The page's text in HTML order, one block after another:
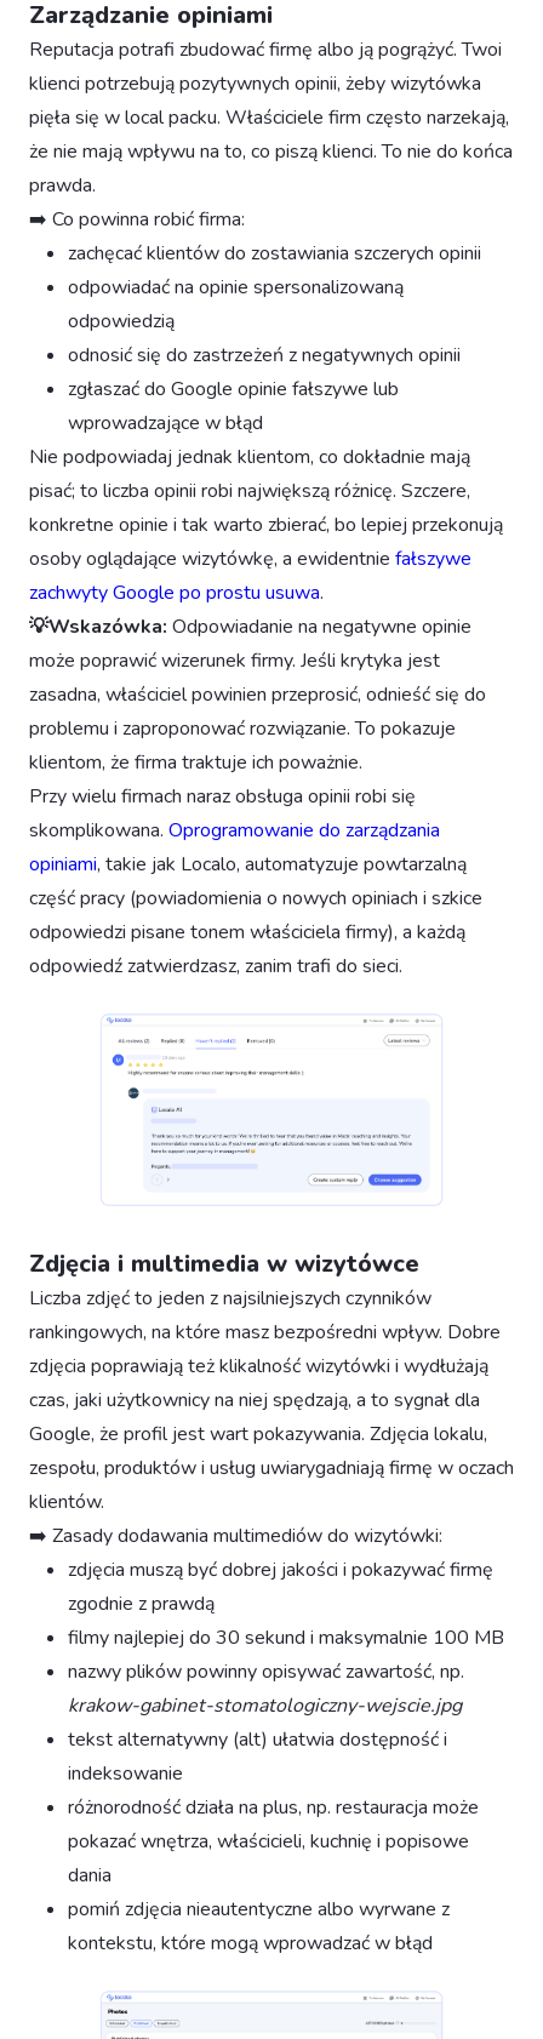
Zarządzanie opiniami
Reputacja potrafi zbudować firmę albo ją pogrążyć. Twoi
klienci potrzebują pozytywnych opinii, żeby wizytówka
pięła się w local packu. Właściciele firm często narzekają,
że nie mają wpływu na to, co piszą klienci. To nie do końca
prawda.
➡️ Co powinna robić firma:
zachęcać klientów do zostawiania szczerych opinii
odpowiadać na opinie spersonalizowaną
odpowiedzią
odnosić się do zastrzeżeń z negatywnych opinii
zgłaszać do Google opinie fałszywe lub
wprowadzające w błąd
Nie podpowiadaj jednak klientom, co dokładnie mają
pisać; to liczba opinii robi największą różnicę. Szczere,
konkretne opinie i tak warto zbierać, bo lepiej przekonują
osoby oglądające wizytówkę, a ewidentnie fałszywe
zachwyty Google po prostu usuwa.
💡Wskazówka: Odpowiadanie na negatywne opinie
może poprawić wizerunek firmy. Jeśli krytyka jest
zasadna, właściciel powinien przeprosić, odnieść się do
problemu i zaproponować rozwiązanie. To pokazuje
klientom, że firma traktuje ich poważnie.
Przy wielu firmach naraz obsługa opinii robi się
skomplikowana. Oprogramowanie do zarządzania
opiniami, takie jak Localo, automatyzuje powtarzalną
część pracy (powiadomienia o nowych opiniach i szkice
odpowiedzi pisane tonem właściciela firmy), a każdą
odpowiedź zatwierdzasz, zanim trafi do sieci.
Zdjęcia i multimedia w wizytówce
Liczba zdjęć to jeden z najsilniejszych czynników
rankingowych, na które masz bezpośredni wpływ. Dobre
zdjęcia poprawiają też klikalność wizytówki i wydłużają
czas, jaki użytkownicy na niej spędzają, a to sygnał dla
Google, że profil jest wart pokazywania. Zdjęcia lokalu,
zespołu, produktów i usług uwiarygadniają firmę w oczach
klientów.
➡️ Zasady dodawania multimediów do wizytówki:
zdjęcia muszą być dobrej jakości i pokazywać firmę
zgodnie z prawdą
filmy najlepiej do 30 sekund i maksymalnie 100 MB
nazwy plików powinny opisywać zawartość, np.
krakow-gabinet-stomatologiczny-wejscie.jpg
tekst alternatywny (alt) ułatwia dostępność i
indeksowanie
różnorodność działa na plus, np. restauracja może
pokazać wnętrza, właścicieli, kuchnię i popisowe
dania
pomiń zdjęcia nieautentyczne albo wyrwane z
kontekstu, które mogą wprowadzać w błąd